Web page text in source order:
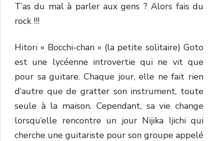
T’as du mal à parler aux gens ? Alors fais du
rock !!!
Hitori « Bocchi-chan » (la petite solitaire) Goto
est une lycéenne introvertie qui ne vit que
pour sa guitare. Chaque jour, elle ne fait rien
d’autre que de gratter son instrument, toute
seule à la maison. Cependant, sa vie change
lorsqu’elle rencontre un jour Nijika Ijichi qui
cherche une guitariste pour son groupe appelé